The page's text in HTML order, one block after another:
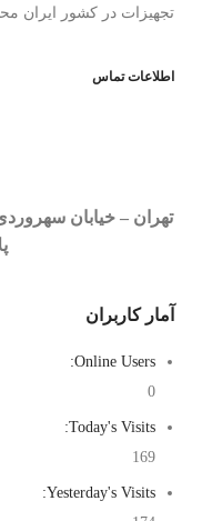
تجهيزات در كشور ایران
اطلاعات تماس
تهران – خيابان
پلاک
آمار کاربران
Online Users:
0
Today's Visits:
169
Yesterday's Visits: